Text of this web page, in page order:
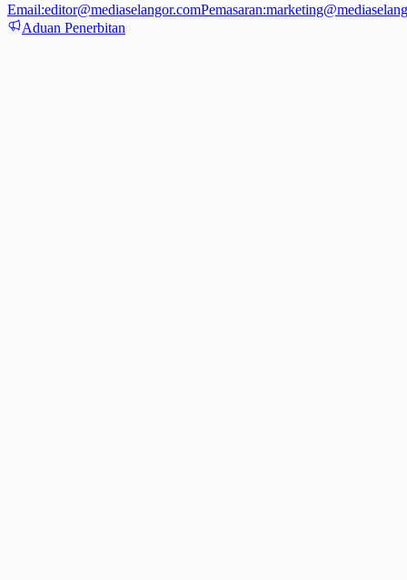
Email:editor@mediaselangor.comPemasaran:
Aduan Penerbitan